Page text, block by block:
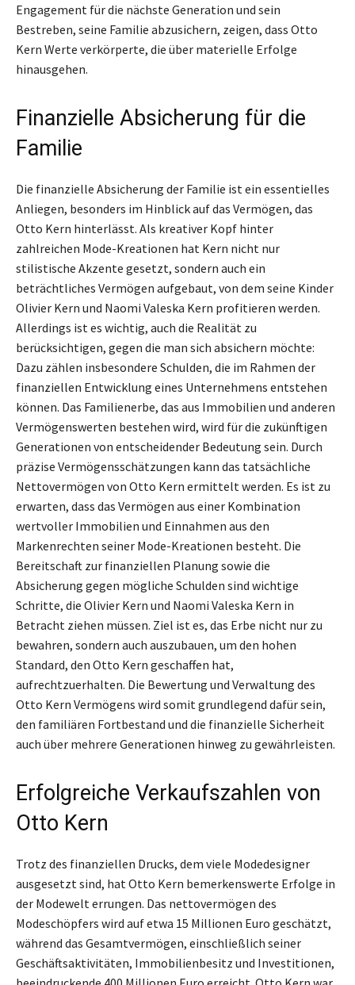
Engagement für die nächste Generation und sein
Bestreben, seine Familie abzusichern, zeigen, dass Otto
Kern Werte verkörperte, die über materielle Erfolge
hinausgehen.
Finanzielle Absicherung für die
Familie
Die finanzielle Absicherung der Familie ist ein essentielles
Anliegen, besonders im Hinblick auf das Vermögen, das
Otto Kern hinterlässt. Als kreativer Kopf hinter
zahlreichen Mode-Kreationen hat Kern nicht nur
stilistische Akzente gesetzt, sondern auch ein
beträchtliches Vermögen aufgebaut, von dem seine Kinder
Olivier Kern und Naomi Valeska Kern profitieren werden.
Allerdings ist es wichtig, auch die Realität zu
berücksichtigen, gegen die man sich absichern möchte:
Dazu zählen insbesondere Schulden, die im Rahmen der
finanziellen Entwicklung eines Unternehmens entstehen
können. Das Familienerbe, das aus Immobilien und anderen
Vermögenswerten bestehen wird, wird für die zukünftigen
Generationen von entscheidender Bedeutung sein. Durch
präzise Vermögensschätzungen kann das tatsächliche
Nettovermögen von Otto Kern ermittelt werden. Es ist zu
erwarten, dass das Vermögen aus einer Kombination
wertvoller Immobilien und Einnahmen aus den
Markenrechten seiner Mode-Kreationen besteht. Die
Bereitschaft zur finanziellen Planung sowie die
Absicherung gegen mögliche Schulden sind wichtige
Schritte, die Olivier Kern und Naomi Valeska Kern in
Betracht ziehen müssen. Ziel ist es, das Erbe nicht nur zu
bewahren, sondern auch auszubauen, um den hohen
Standard, den Otto Kern geschaffen hat,
aufrechtzuerhalten. Die Bewertung und Verwaltung des
Otto Kern Vermögens wird somit grundlegend dafür sein,
den familiären Fortbestand und die finanzielle Sicherheit
auch über mehrere Generationen hinweg zu gewährleisten.
Erfolgreiche Verkaufszahlen von
Otto Kern
Trotz des finanziellen Drucks, dem viele Modedesigner
ausgesetzt sind, hat Otto Kern bemerkenswerte Erfolge in
der Modewelt errungen. Das nettovermögen des
Modeschöpfers wird auf etwa 15 Millionen Euro geschätzt,
während das Gesamtvermögen, einschließlich seiner
Geschäftsaktivitäten, Immobilienbesitz und Investitionen,